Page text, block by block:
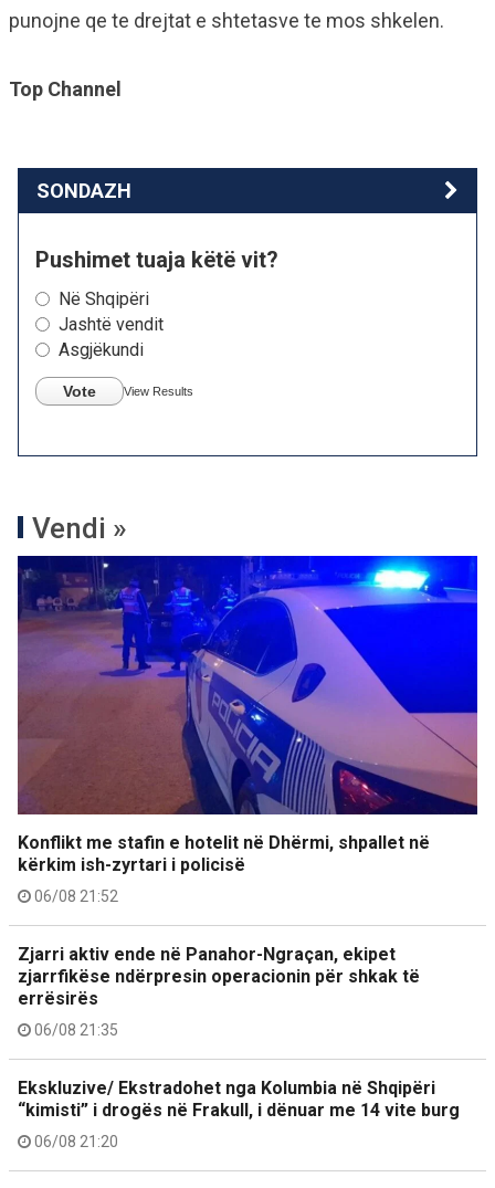
punojne qe te drejtat e shtetasve te mos shkelen.
Top Channel
SONDAZH
Pushimet tuaja këtë vit?
Në Shqipëri
Jashtë vendit
Asgjëkundi
Vote View Results
Vendi »
Konflikt me stafin e hotelit në Dhërmi, shpallet në
kërkim ish-zyrtari i policisë
06/08 21:52
Zjarri aktiv ende në Panahor-Ngraçan, ekipet
zjarrfikëse ndërpresin operacionin për shkak të
errësirës
06/08 21:35
Ekskluzive/ Ekstradohet nga Kolumbia në Shqipëri
“kimisti” i drogës në Frakull, i dënuar me 14 vite burg
06/08 21:20